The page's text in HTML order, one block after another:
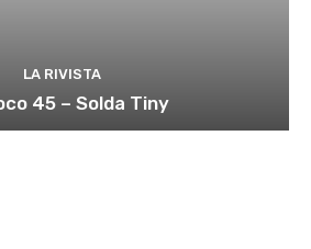
LA RIVISTA
45 – Solda Tiny